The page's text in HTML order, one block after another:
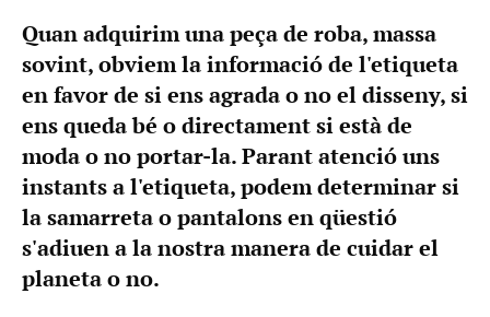
Quan adquirim una peça de roba, massa
sovint, obviem la informació de l'etiqueta
en favor de si ens agrada o no el disseny, si
ens queda bé o directament si està de
moda o no portar-la. Parant atenció uns
instants a l'etiqueta, podem determinar si
la samarreta o pantalons en qüestió
s'adiuen a la nostra manera de cuidar el
planeta o no.